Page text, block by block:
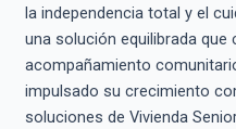
la independencia total y el
una solución equilibrada
acompañamiento
impulsado su crecimiento
soluciones de Vivienda